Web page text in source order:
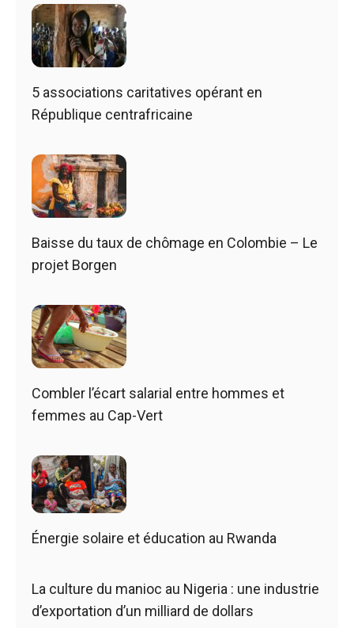
5 associations caritatives opérant en
République centrafricaine
Baisse du taux de chômage en Colombie – Le
projet Borgen
Combler l’écart salarial entre hommes et
femmes au Cap-Vert
Énergie solaire et éducation au Rwanda
La culture du manioc au Nigeria : une industrie
d’exportation d’un milliard de dollars